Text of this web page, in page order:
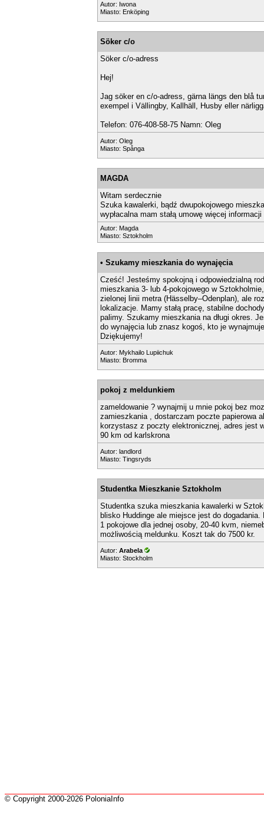
Autor: Iwona
Miasto: Enköping
Söker c/o
Söker c/o-adress
Hej!
Jag söker en c/o-adress, gärna längs den blå
exempel i Vällingby, Kallhäll, Husby eller
Telefon: 076-408-58-75 Namn: Oleg
Autor: Oleg
Miasto: Spånga
MAGDA
Witam serdecznie
Szuka kawalerki, bądź dwupokojowego
wypłacalna mam stałą umowę więcej
Autor: Magda
Miasto: Sztokholm
• Szukamy mieszkania do wynajęcia
Cześć! Jesteśmy spokojną i odpowiedzialną
mieszkania 3- lub 4-pokojowego w
zielonej linii metra (Hässelby–Odenplan), ale
lokalizacje. Mamy stałą pracę, stabilne
palimy. Szukamy mieszkania na długi okres.
do wynajęcia lub znasz kogoś, kto je
Dziękujemy!
Autor: Mykhailo Lupiichuk
Miasto: Bromma
pokoj z meldunkiem
zameldowanie ? wynajmij u mnie pokoj bez
zamieszkania , dostarczam poczte papierowa
korzystasz z poczty elektronicznej, adres jest
90 km od karlskrona
Autor: landlord
Miasto: Tingsryds
Studentka Mieszkanie Sztokholm
Studentka szuka mieszkania kawalerki w
blisko Huddinge ale miejsce jest do
1 pokojowe dla jednej osoby, 20-40 kvm,
możliwością meldunku. Koszt tak do 7500 kr.
Autor: Arabela
Miasto: Stockholm
© Copyright 2000-2026 PoloniaInfo